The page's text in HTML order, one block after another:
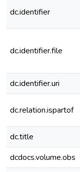
dc.identifier
dc.identifier.file
dc.identifier.uri
dc.relation.ispartof
dc.title
dcdocs.volume.obs